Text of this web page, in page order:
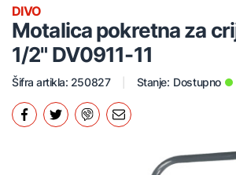
Motalica pokretna za
1/2" DV0911-11
DIVO
Šifra artikla: 250827 Stanje: Dostupno